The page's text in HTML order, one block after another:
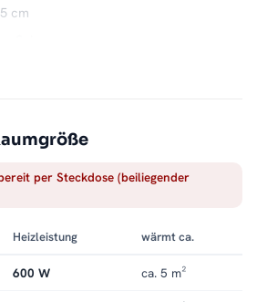
cm
Liter
auflegen: Der elektrische
jeden Handgriff kurz, und der
bleibt ein ruhiger Blickfang. Alle
.
per Steckdose (beiliegender
Heizleistung wärmt ca.
600 W ca. 5 m²